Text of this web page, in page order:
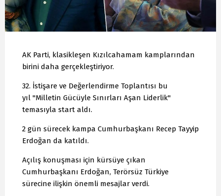
AK Parti, klasikleşen Kızılcahamam kamplarından
birini daha gerçekleştiriyor.
32. İstişare ve Değerlendirme Toplantısı bu
yıl "Milletin Gücüyle Sınırları Aşan Liderlik"
temasıyla start aldı.
2 gün sürecek kampa Cumhurbaşkanı Recep Tayyip
Erdoğan da katıldı.
Açılış konuşması için kürsüye çıkan
Cumhurbaşkanı Erdoğan, Terörsüz Türkiye
sürecine ilişkin önemli mesajlar verdi.